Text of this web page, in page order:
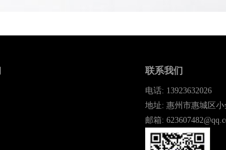
联系我们
电话: 13923632026
地址: 惠州市惠城区
邮箱: